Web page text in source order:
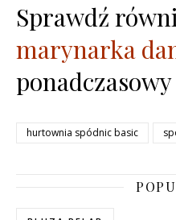
Sprawdź
marynarka
hurtownia spódnic basic